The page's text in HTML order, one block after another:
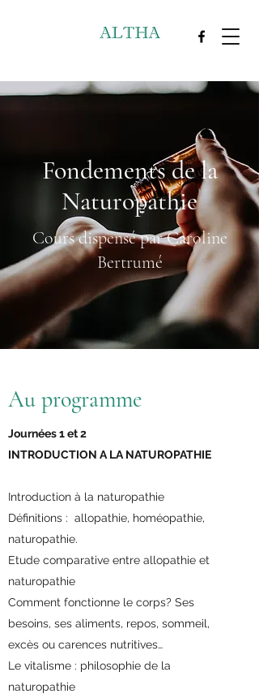
Fondements de la
Naturopathie
Cours dispensé par Caroline
Bertrumé
Au programme
Journées 1 et 2
INTRODUCTION A LA NATUROPATHIE
Introduction à la naturopathie
Définitions : allopathie, homéopathie,
naturopathie.
Etude comparative entre allopathie et
naturopathie
Comment fonctionne le corps? Ses
besoins, ses aliments, repos, sommeil,
excès ou carences nutritives…
Le vitalisme : philosophie de la
naturopathie